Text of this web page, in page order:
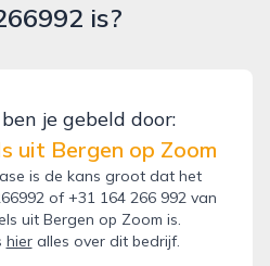
is?
je gebeld door:
uit Bergen op Zoom
is de kans groot dat het
of +31 164 266 992 van
uit Bergen op Zoom is.
hieralles over dit bedrijf.